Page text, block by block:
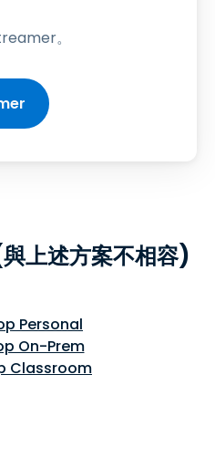
。
上述方案不相容)
Personal
On-Prem
Classroom